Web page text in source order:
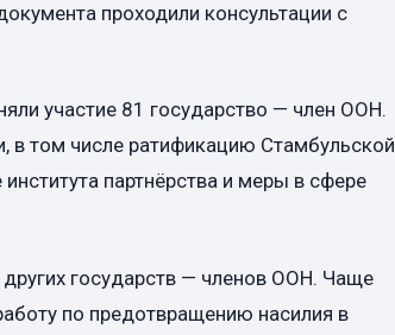
проходили консультации с
участие 81 государство — член ООН.
в том числе ратификацию Стамбульской
партнёрства и меры в сфере
государств — членов ООН. Чаще
по предотвращению насилия в